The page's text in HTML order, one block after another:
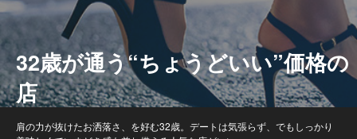
32歳が通う“ちょうどいい”価格の
店
肩の力が抜けたお洒落さ、を好む32歳。デートは気張らず、でもしっかり